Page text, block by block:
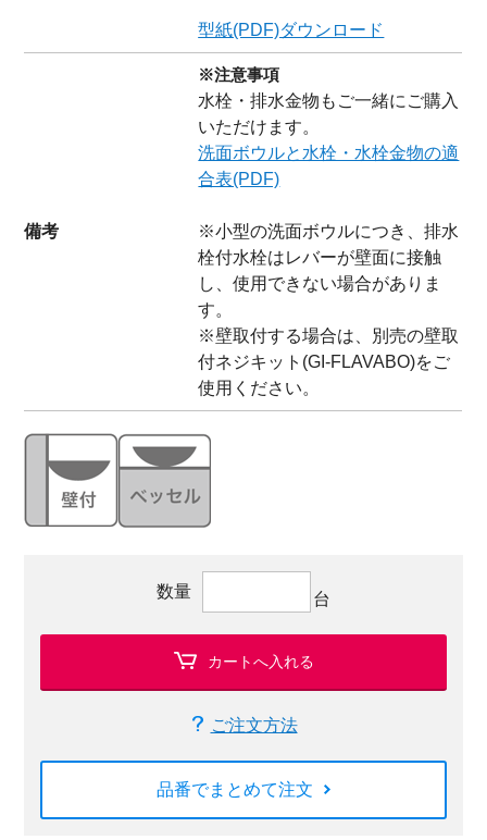
型紙(PDF)ダウンロード
備考
※注意事項
水栓・排水金物もご一緒にご購入
いただけます。
洗面ボウルと水栓・水栓金物の適
合表(PDF)
※小型の洗面ボウルにつき、排水
栓付水栓はレバーが壁面に接触
し、使用できない場合がありま
す。
※壁取付する場合は、別売の壁取
付ネジキット(GI-FLAVABO)をご
使用ください。
数量 台
カートへ入れる
ご注文方法
品番でまとめて注文